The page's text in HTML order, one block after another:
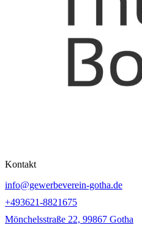
Kontakt
info@gewerbeverein-gotha.de
+493621-8821675
Mönchelsstraße 22, 99867 Gotha